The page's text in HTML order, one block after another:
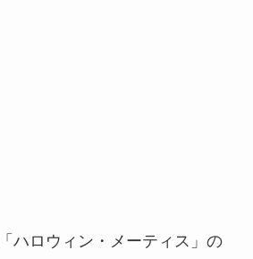
ハロウィン・メーティス」の